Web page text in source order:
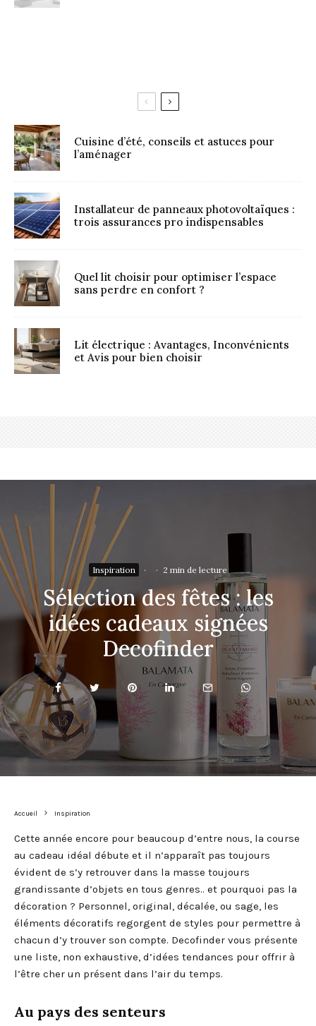
Cuisine d’été, conseils et astuces pour
l’aménager
Installateur de panneaux photovoltaïques :
trois assurances pro indispensables
Quel lit choisir pour optimiser l’espace
sans perdre en confort ?
Lit électrique : Avantages, Inconvénients
et Avis pour bien choisir
Inspiration · · 2 min de lecture
Sélection des fêtes : les
idées cadeaux signées
Decofinder
Accueil Inspiration
Cette année encore pour beaucoup d’entre nous, la course
au cadeau idéal débute et il n’apparaît pas toujours
évident de s’y retrouver dans la masse toujours
grandissante d’objets en tous genres.. et pourquoi pas la
décoration ? Personnel, original, décalée, ou sage, les
éléments décoratifs regorgent de styles pour permettre à
chacun d’y trouver son compte. Decofinder vous présente
une liste, non exhaustive, d’idées tendances pour offrir à
l’être cher un présent dans l’air du temps.
Au pays des senteurs